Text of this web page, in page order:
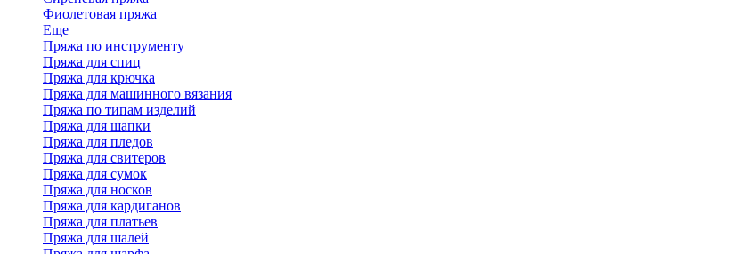
Фиолетовая пряжа
Еще
Пряжа по инструменту
Пряжа для спиц
Пряжа для крючка
Пряжа для машинного вязания
Пряжа по типам изделий
Пряжа для шапки
Пряжа для пледов
Пряжа для свитеров
Пряжа для сумок
Пряжа для носков
Пряжа для кардиганов
Пряжа для платьев
Пряжа для шалей